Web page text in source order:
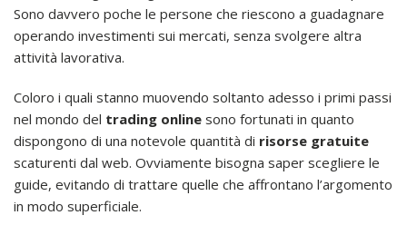
Sono davvero poche le persone che riescono a guadagnare
operando investimenti sui mercati, senza svolgere altra
attività lavorativa.
Coloro i quali stanno muovendo soltanto adesso i primi passi
nel mondo del trading online sono fortunati in quanto
dispongono di una notevole quantità di risorse gratuite
scaturenti dal web. Ovviamente bisogna saper scegliere le
guide, evitando di trattare quelle che affrontano l’argomento
in modo superficiale.